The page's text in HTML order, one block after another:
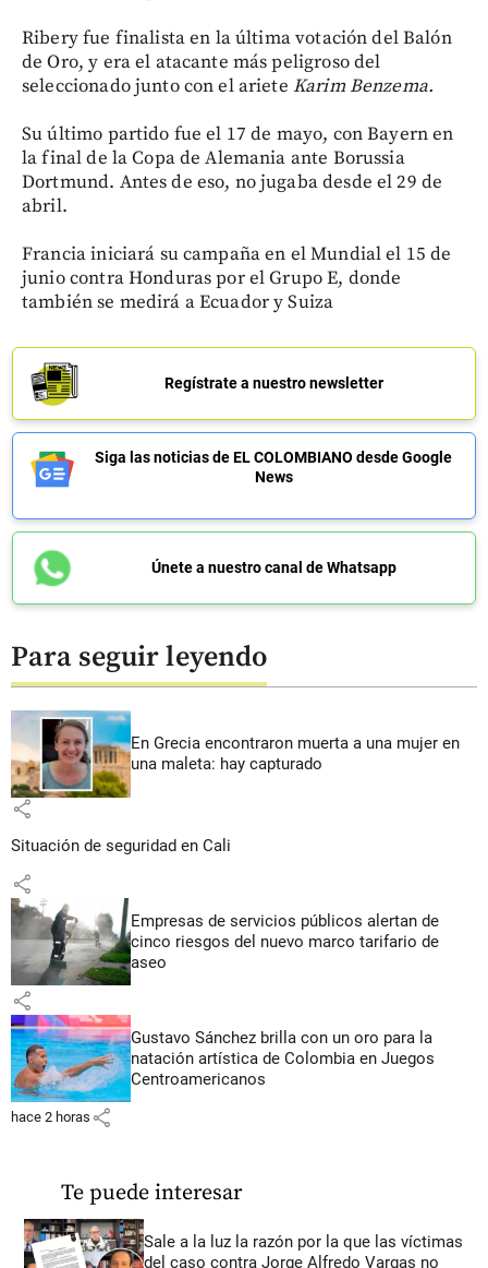
Ribery fue finalista en la última votación del Balón
de Oro, y era el atacante más peligroso del
seleccionado junto con el ariete Karim Benzema.
Su último partido fue el 17 de mayo, con Bayern en
la final de la Copa de Alemania ante Borussia
Dortmund. Antes de eso, no jugaba desde el 29 de
abril.
Francia iniciará su campaña en el Mundial el 15 de
junio contra Honduras por el Grupo E, donde
también se medirá a Ecuador y Suiza
Regístrate a nuestro newsletter
Siga las noticias de EL COLOMBIANO desde Google
News
Únete a nuestro canal de Whatsapp
Para seguir leyendo
En Grecia encontraron muerta a una mujer en
una maleta: hay capturado
share
Situación de seguridad en Cali
share
Empresas de servicios públicos alertan de
cinco riesgos del nuevo marco tarifario de
aseo
share
Gustavo Sánchez brilla con un oro para la
natación artística de Colombia en Juegos
Centroamericanos
hace 2 horas share
Te puede interesar
Sale a la luz la razón por la que las víctimas
del caso contra Jorge Alfredo Vargas no